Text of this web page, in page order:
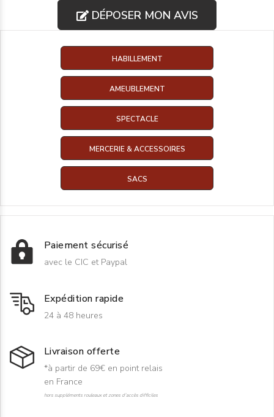
DÉPOSER MON AVIS
HABILLEMENT
AMEUBLEMENT
SPECTACLE
MERCERIE & ACCESSOIRES
SACS
Paiement sécurisé
avec le CIC et Paypal
Expédition rapide
24 à 48 heures
Livraison offerte
*à partir de 69€ en point relais
en France
hors suppléments rouleaux et zones d'accès difficiles